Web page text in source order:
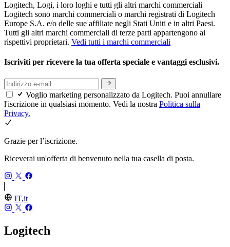
Logitech, Logi, i loro loghi e tutti gli altri marchi commerciali
Logitech sono marchi commerciali o marchi registrati di Logitech
Europe S.A. e/o delle sue affiliate negli Stati Uniti e in altri Paesi.
Tutti gli altri marchi commerciali di terze parti appartengono ai
rispettivi proprietari. Vedi tutti i marchi commerciali
Iscriviti per ricevere la tua offerta speciale e vantaggi esclusivi.
Voglio marketing personalizzato da Logitech. Puoi annullare
l'iscrizione in qualsiasi momento. Vedi la nostra Politica sulla
Privacy.
Grazie per l’iscrizione.
Riceverai un'offerta di benvenuto nella tua casella di posta.
IT,it
Logitech